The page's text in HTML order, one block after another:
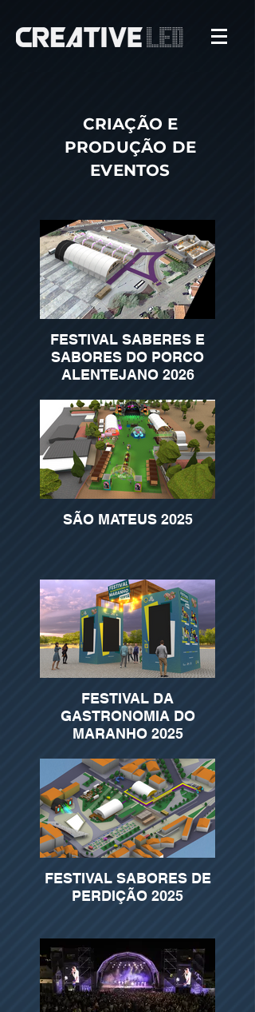
CRIAÇÃO E
PRODUÇÃO DE
EVENTOS
FESTIVAL SABERES E
SABORES DO PORCO
ALENTEJANO 2026
SÃO MATEUS 2025
FESTIVAL DA
GASTRONOMIA DO
MARANHO 2025
FESTIVAL SABORES DE
PERDIÇÃO 2025